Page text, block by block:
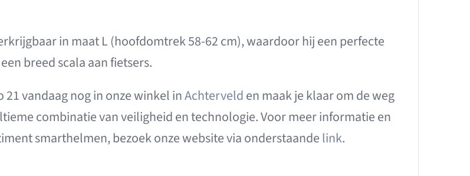
in maat L (hoofdomtrek 58-62 cm), waardoor hij een perfecte
breed scala aan fietsers.
21 vandaag nog in onze winkel inAchtervelden maak je klaar om de weg
combinatie van veiligheid en technologie. Voor meer informatie en
smarthelmen, bezoek onze website via onderstaandelink.